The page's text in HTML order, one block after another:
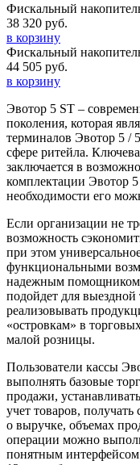
Фискальный
38 320 руб.
в корзину
Фискальный
44 505 руб.
в корзину
Эвотор 5 ST –
поколения, которая
терминалов Эвотор 5 /
сфере ритейла.
заключается в
комплектации Эвотор
необходимости его
Если организации не
возможность
при этом
функциональными
надежным помощником
подойдет для
реализовывать
«островкам» в
малой розницы.
Пользователи кассы
выполнять базовые
продажи,
учет товаров,
о выручке, объемах
операции можно
понятным